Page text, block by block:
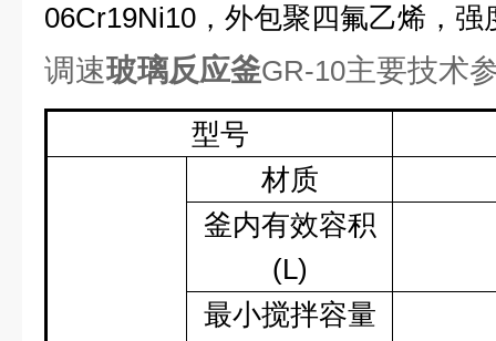
06Cr19Ni10 ，外包聚四氟乙烯，
调速玻璃反应釜GR-10主要技术
型号
材质
釜内有效容积
(L)
最小搅拌容量